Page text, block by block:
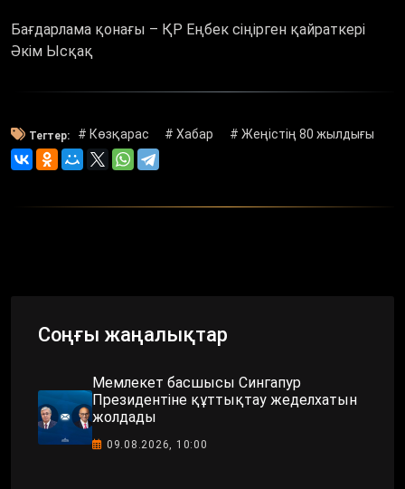
Бағдарлама қонағы – ҚР Еңбек сіңірген қайраткері
Әкім Ысқақ
Тегтер: # Көзқарас # Хабар # Жеңістің 80 жылдығы
Соңғы жаңалықтар
Мемлекет басшысы Сингапур
Президентіне құттықтау жеделхатын
жолдады
09.08.2026, 10:00